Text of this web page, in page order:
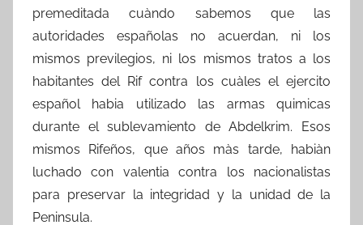
premeditada cuàndo sabemos que las
autoridades españolas no acuerdan, ni los
mismos previlegios, ni los mismos tratos a los
habitantes del Rif contra los cuàles el ejercito
español habia utilizado las armas quimicas
durante el sublevamiento de Abdelkrim. Esos
mismos Rifeños, que años màs tarde, habiàn
luchado con valentia contra los nacionalistas
para preservar la integridad y la unidad de la
Peninsula.